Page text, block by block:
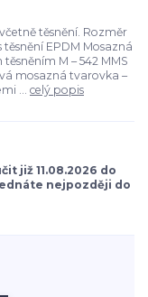
těsnění. Rozměr
EPDM Mosazná
M – 542 MMS
mosazná tvarovka –
... celý popis
již 11.08.2026 do
nejpozději do